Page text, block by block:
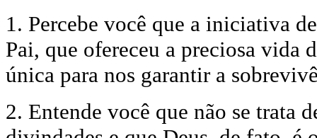
1. Percebe você que a iniciativa
Pai, que ofereceu a preciosa
única para nos garantir a
2. Entende você que não se trata